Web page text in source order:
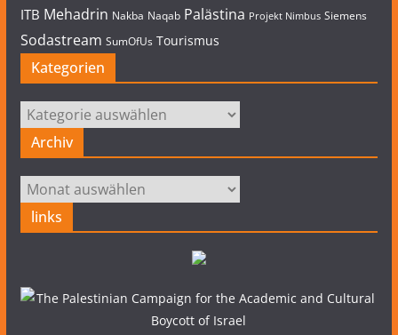
ITB Mehadrin Nakba Naqab Palästina Projekt Nimbus Siemens
Sodastream SumOfUs Tourismus
Kategorien
Kategorien
Archiv
Archiv
links